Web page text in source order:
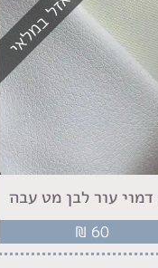
אזל במלאי
עור לבן מט עבה
₪ 60